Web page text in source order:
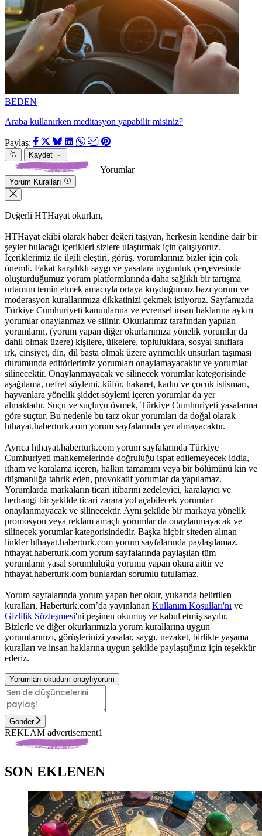
BEDEN
Araba kullanırken meditasyon yapabilir misiniz?
Paylaş:
Kaydet
Yorumlar
Yorum Kuralları
Değerli HTHayat okurları,
HTHayat ekibi olarak haber değeri taşıyan, herkesin kendine dair bir
şeyler bulacağı içerikleri sizlere ulaştırmak için çalışıyoruz.
İçeriklerimiz ile ilgili eleştiri, görüş, yorumlarınız bizler için çok
önemli. Fakat karşılıklı saygı ve yasalara uygunluk çerçevesinde
oluşturduğumuz yorum platformlarında daha sağlıklı bir tartışma
ortamını temin etmek amacıyla ortaya koyduğumuz bazı yorum ve
moderasyon kurallarımıza dikkatinizi çekmek istiyoruz. Sayfamızda
Türkiye Cumhuriyeti kanunlarına ve evrensel insan haklarına aykırı
yorumlar onaylanmaz ve silinir. Okurlarımız tarafından yapılan
yorumların, (yorum yapan diğer okurlarımıza yönelik yorumlar da
dahil olmak üzere) kişilere, ülkelere, topluluklara, sosyal sınıflara
ırk, cinsiyet, din, dil başta olmak üzere ayrımcılık unsurları taşıması
durumunda editörlerimiz yorumları onaylamayacaktır ve yorumlar
silinecektir. Onaylanmayacak ve silinecek yorumlar kategorisinde
aşağılama, nefret söylemi, küfür, hakaret, kadın ve çocuk istismarı,
hayvanlara yönelik şiddet söylemi içeren yorumlar da yer
almaktadır. Suçu ve suçluyu övmek, Türkiye Cumhuriyeti yasalarına
göre suçtur. Bu nedenle bu tarz okur yorumları da doğal olarak
hthayat.haberturk.com yorum sayfalarında yer almayacaktır.
Ayrıca hthayat.haberturk.com yorum sayfalarında Türkiye
Cumhuriyeti mahkemelerinde doğruluğu ispat edilemeyecek iddia,
itham ve karalama içeren, halkın tamamını veya bir bölümünü kin ve
düşmanlığa tahrik eden, provokatif yorumlar da yapılamaz.
Yorumlarda markaların ticari itibarını zedeleyici, karalayıcı ve
herhangi bir şekilde ticari zarara yol açabilecek yorumlar
onaylanmayacak ve silinecektir. Aynı şekilde bir markaya yönelik
promosyon veya reklam amaçlı yorumlar da onaylanmayacak ve
silinecek yorumlar kategorisindedir. Başka hiçbir siteden alınan
linkler hthayat.haberturk.com yorum sayfalarında paylaşılamaz.
hthayat.haberturk.com yorum sayfalarında paylaşılan tüm
yorumların yasal sorumluluğu yorumu yapan okura aittir ve
hthayat.haberturk.com bunlardan sorumlu tutulamaz.
Yorum sayfalarında yorum yapan her okur, yukarıda belirtilen
kuralları, Haberturk.com’da yayınlanan Kullanım Koşulları'nı ve
Gizlilik Sözleşmesi'ni peşinen okumuş ve kabul etmiş sayılır.
Bizlerle ve diğer okurlarımızla yorum kurallarına uygun
yorumlarınızı, görüşlerinizi yasalar, saygı, nezaket, birlikte yaşama
kuralları ve insan haklarına uygun şekilde paylaştığınız için teşekkür
ederiz.
Yorumları okudum onaylıyorum
Gönder
REKLAM advertisement1
SON EKLENEN